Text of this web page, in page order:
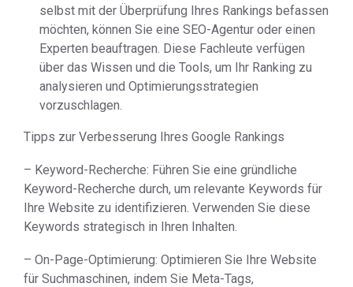
selbst mit der Überprüfung Ihres Rankings befassen
möchten, können Sie eine SEO-Agentur oder einen
Experten beauftragen. Diese Fachleute verfügen
über das Wissen und die Tools, um Ihr Ranking zu
analysieren und Optimierungsstrategien
vorzuschlagen.
Tipps zur Verbesserung Ihres Google Rankings
– Keyword-Recherche: Führen Sie eine gründliche
Keyword-Recherche durch, um relevante Keywords für
Ihre Website zu identifizieren. Verwenden Sie diese
Keywords strategisch in Ihren Inhalten.
– On-Page-Optimierung: Optimieren Sie Ihre Website
für Suchmaschinen, indem Sie Meta-Tags,